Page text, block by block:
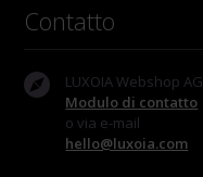
Contatto
LUXOIA Webshop AG
Modulo di contatto
o via e-mail
hello@luxoia.com